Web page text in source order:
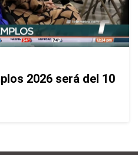
2026 será del 10